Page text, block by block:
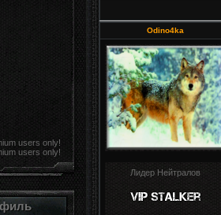
users only!
users only!
Odino4ka
Лидер Нейтралов